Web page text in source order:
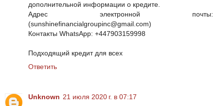
дополнительной информации о кредите.
Адрес электронной почты:
(sunshinefinancialgroupinc@gmail.com)
Контакты WhatsApp: +447903159998
Подходящий кредит для всех
Ответить
Unknown 21 июля 2020 г. в 07:17